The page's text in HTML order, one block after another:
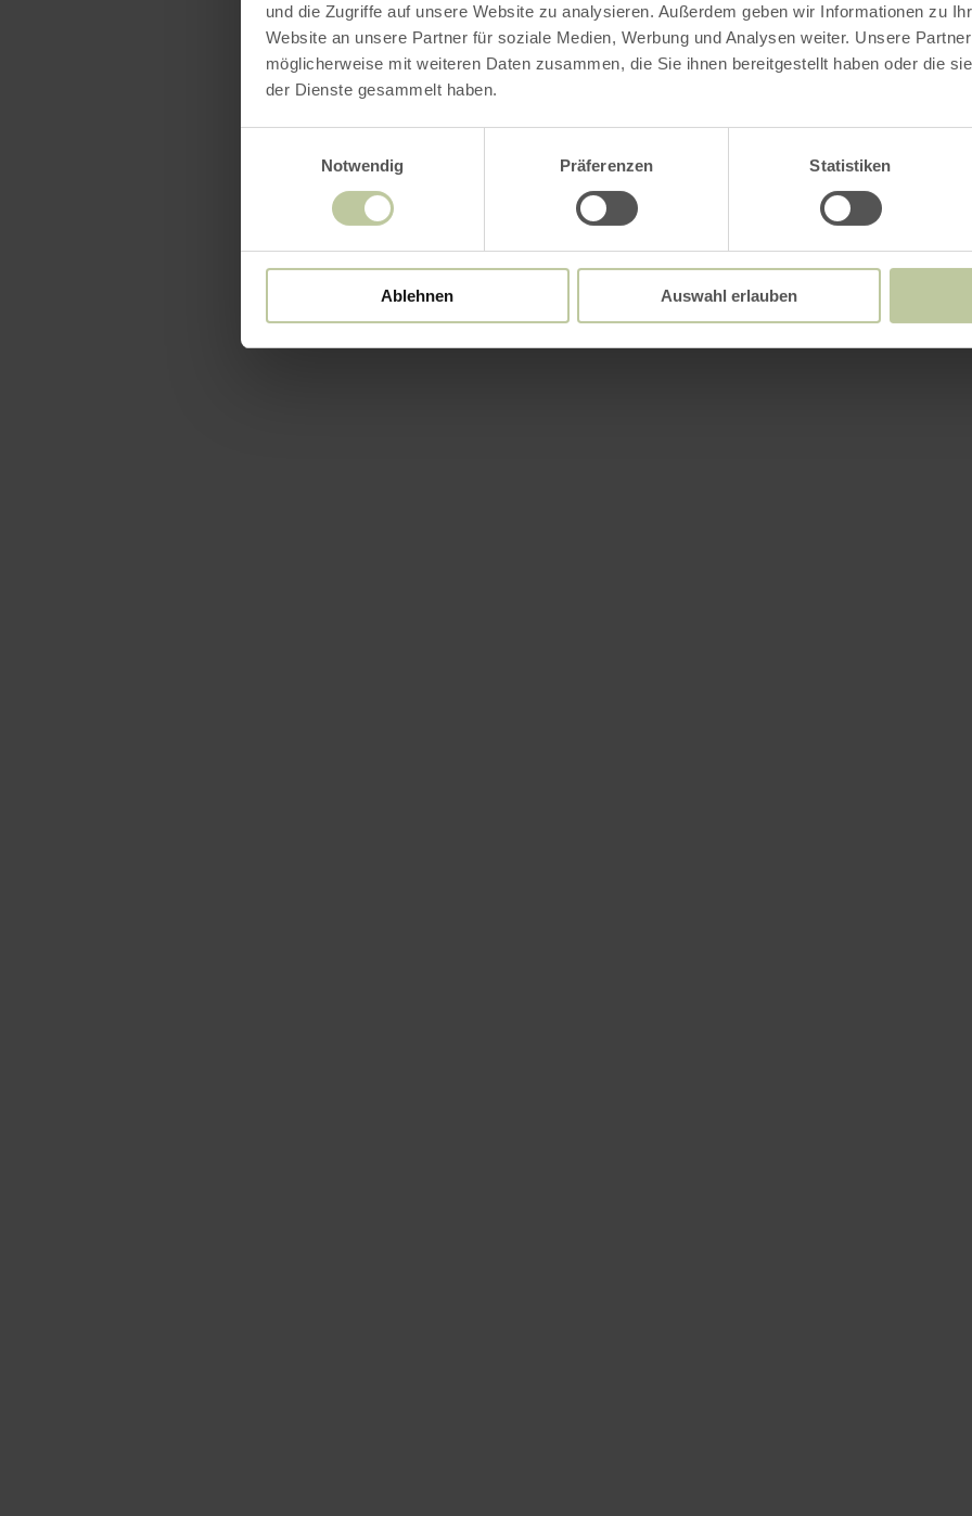
und die Zugriffe auf unsere Website zu analysieren. Außerdem geben wir Informationen zu
Website an unsere Partner für soziale Medien, Werbung und Analysen weiter. Unsere
möglicherweise mit weiteren Daten zusammen, die Sie ihnen bereitgestellt haben oder die
der Dienste gesammelt haben.
Notwendig
Präferenzen Statistiken
Ablehnen Auswahl erlauben